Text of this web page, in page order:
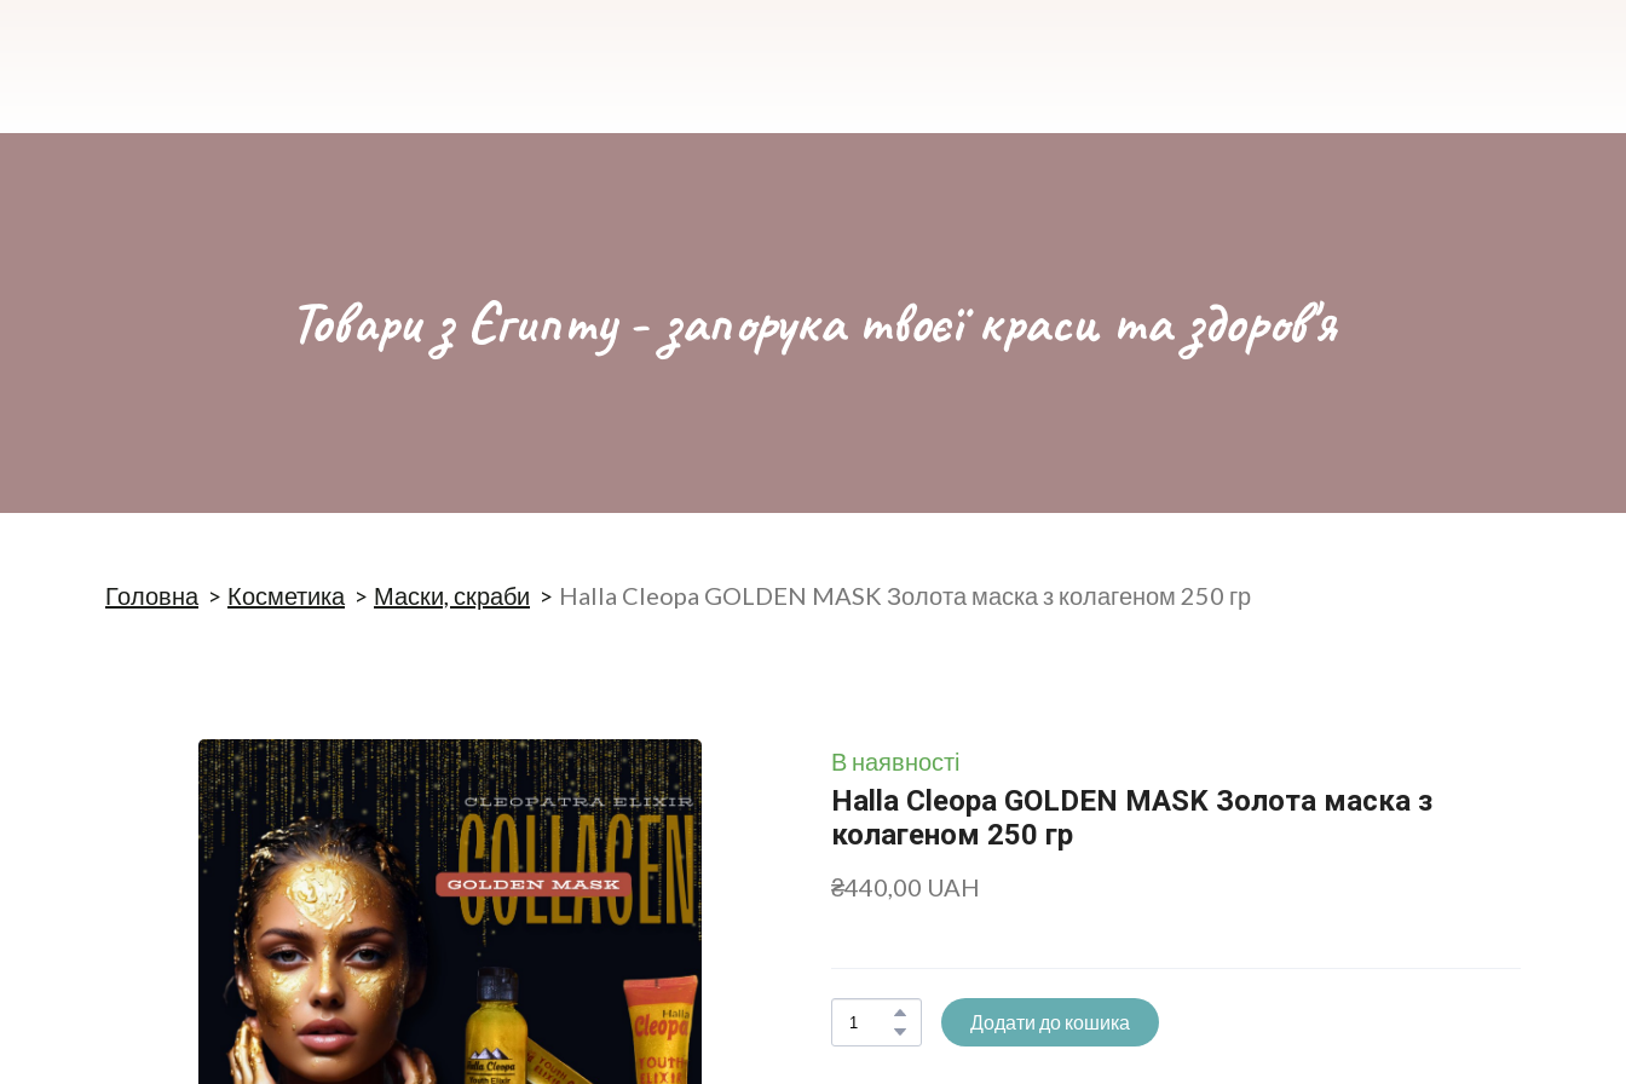
Товари з Єгипту - запорука твоєї краси та здоров'я
Головна Косметика Маски, скраби Halla Cleopa GOLDEN MASK Золота маска з колагеном 250 гр
В наявності
Halla Cleopa GOLDEN MASK Золота маска з
колагеном 250 гр
₴440,00 UAH
Додати до кошика